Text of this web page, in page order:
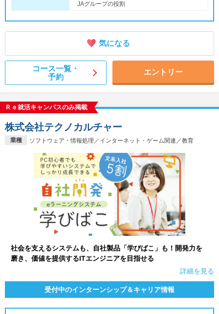
JAグループの役割
気になる
コース一覧・
予約
エントリー
Ｒｅ就活キャンパスのみ掲載
業種 ソフトウェア・情報処理／インターネット・ゲーム関連／教育
株式会社テクノカルチャー
社会を支えるシステムも、自社製品「学びばこ」も！開発力を
磨き、価値を提供するITエンジニアを目指せる
詳細を見る
受付中のインターンシップ＆キャリア情報